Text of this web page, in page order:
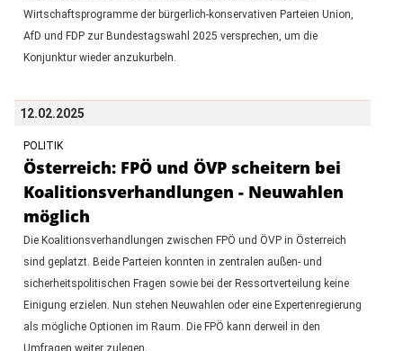
Wirtschaftsprogramme der bürgerlich-konservativen Parteien Union,
AfD und FDP zur Bundestagswahl 2025 versprechen, um die
Konjunktur wieder anzukurbeln.
12.02.2025
POLITIK
Österreich: FPÖ und ÖVP scheitern bei
Koalitionsverhandlungen - Neuwahlen
möglich
Die Koalitionsverhandlungen zwischen FPÖ und ÖVP in Österreich
sind geplatzt. Beide Parteien konnten in zentralen außen- und
sicherheitspolitischen Fragen sowie bei der Ressortverteilung keine
Einigung erzielen. Nun stehen Neuwahlen oder eine Expertenregierung
als mögliche Optionen im Raum. Die FPÖ kann derweil in den
Umfragen weiter zulegen.